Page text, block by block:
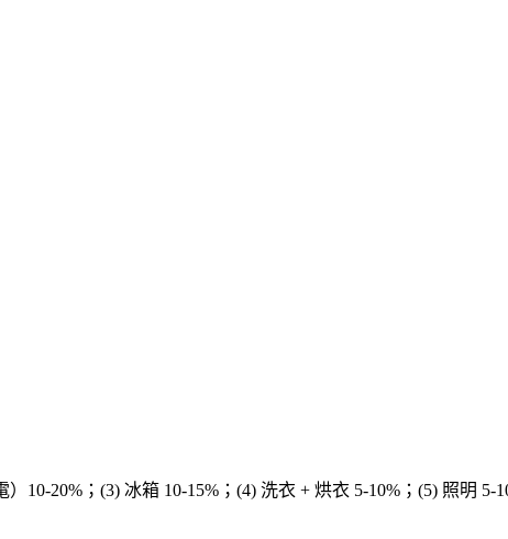
10-20%；(3) 冰箱 10-15%；(4) 洗衣 + 烘衣 5-10%；(5) 照明